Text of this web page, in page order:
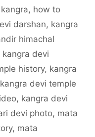
, how to
darshan, kangra
himachal
kangra devi
history, kangra
kangra devi temple
, kangra devi
devi photo, mata
, mata